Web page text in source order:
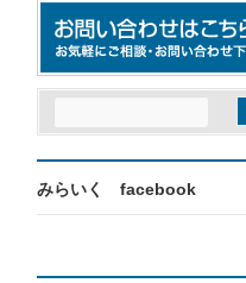
みらいく facebook